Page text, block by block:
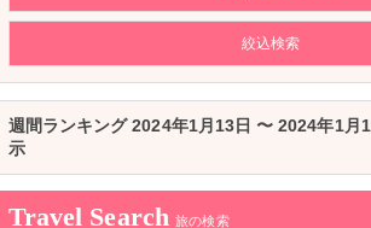
絞込検索
週間ランキング 2024年1月13日 〜 2024年1月
示
Travel Search 旅の検索